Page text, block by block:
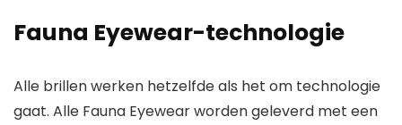
Fauna Eyewear-technologie
Alle brillen werken hetzelfde als het om technologie
gaat. Alle Fauna Eyewear worden geleverd met een